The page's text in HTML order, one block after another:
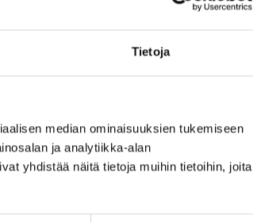
Tietoja
median ominaisuuksien tukemiseen
ja analytiikka-alan
yhdistää näitä tietoja muihin tietoihin, joita